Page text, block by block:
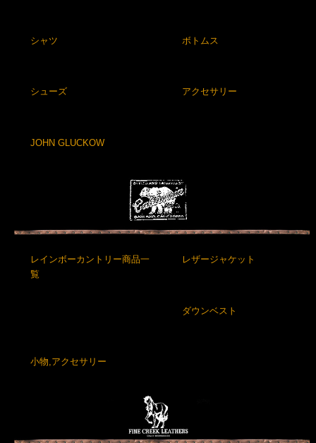
シャツ ボトムス
シューズ アクセサリー
JOHN GLUCKOW
レインボーカントリー商品一
覧
レザージャケット
ダウンベスト
小物,アクセサリー